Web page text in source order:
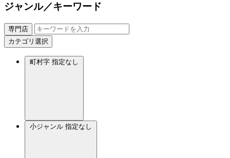
ジャンル／キーワード
専門店
カテゴリ選択
町村字 指定なし
小ジャンル 指定なし